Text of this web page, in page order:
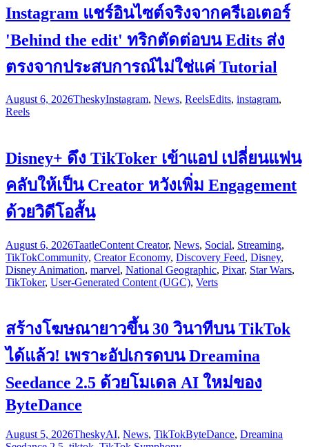
Instagram แชร์อินไซต์จริงจากครีเอเตอร์
'Behind the edit' ทริกตัดต่อบน Edits ส่ง
ตรงจากประสบการณ์ไม่ใช่แค่ Tutorial
August 6, 2026TheskyInstagram, News, ReelsEdits, instagram,
Reels
Disney+ ดึง TikToker เข้าแอป เปลี่ยนแฟน
คลับให้เป็น Creator หวังเพิ่ม Engagement
ด้วยวิดีโอสั้น
August 6, 2026TaatleContent Creator, News, Social, Streaming,
TikTokCommunity, Creator Economy, Discovery Feed, Disney,
Disney Animation, marvel, National Geographic, Pixar, Star Wars,
TikToker, User-Generated Content (UGC), Verts
สร้างโฆษณายาวขึ้น 30 วินาทีบน TikTok
ได้แล้ว! เพราะอัปเกรดบน Dreamina
Seedance 2.5 ด้วยโมเดล AI ใหม่ของ
ByteDance
August 5, 2026TheskyAI, News, TikTokByteDance, Dreamina